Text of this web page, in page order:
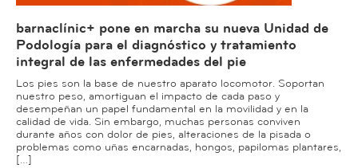
barnaclínic+ pone en marcha su nueva Unidad de
Podología para el diagnóstico y tratamiento
integral de las enfermedades del pie
Los pies son la base de nuestro aparato locomotor. Soportan
nuestro peso, amortiguan el impacto de cada paso y
desempeñan un papel fundamental en la movilidad y en la
calidad de vida. Sin embargo, muchas personas conviven
durante años con dolor de pies, alteraciones de la pisada o
problemas como uñas encarnadas, hongos, papilomas plantares,
[…]